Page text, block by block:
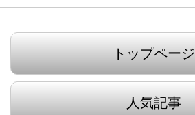
トップページ
人気記事